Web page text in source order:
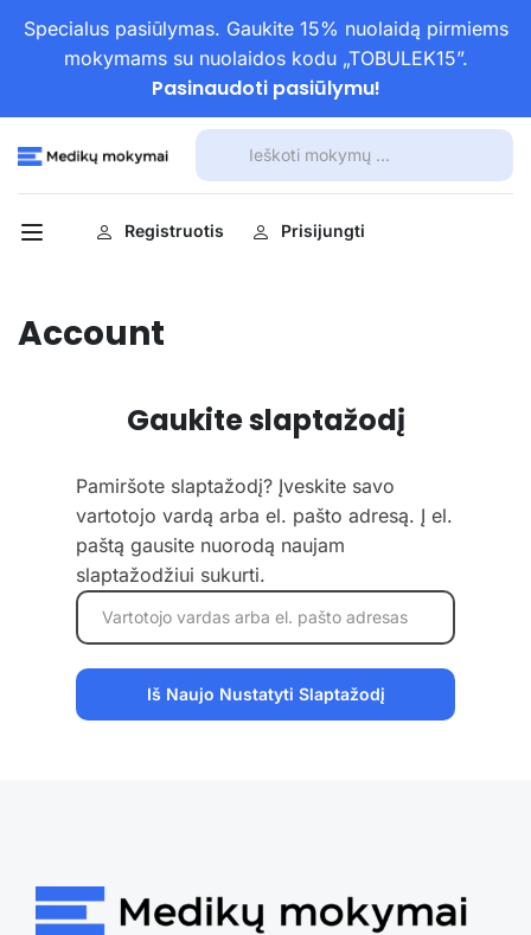
Specialus pasiūlymas. Gaukite 15% nuolaidą pirmiems
mokymams su nuolaidos kodu „TOBULEK15”.
Pasinaudoti pasiūlymu!
Registruotis Prisijungti
Account
Gaukite slaptažodį
Pamiršote slaptažodį? Įveskite savo
vartotojo vardą arba el. pašto adresą. Į el.
paštą gausite nuorodą naujam
slaptažodžiui sukurti.